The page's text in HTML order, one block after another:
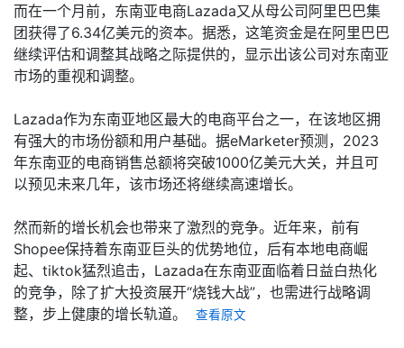
而在一个月前，东南亚电商Lazada又从母公司阿里巴巴集
团获得了6.34亿美元的资本。据悉，这笔资金是在阿里巴巴
继续评估和调整其战略之际提供的，显示出该公司对东南亚
市场的重视和调整。
Lazada作为东南亚地区最大的电商平台之一，在该地区拥
有强大的市场份额和用户基础。据eMarketer预测，2023
年东南亚的电商销售总额将突破1000亿美元大关，并且可
以预见未来几年，该市场还将继续高速增长。
然而新的增长机会也带来了激烈的竞争。近年来，前有
Shopee保持着东南亚巨头的优势地位，后有本地电商崛
起、tiktok猛烈追击，Lazada在东南亚面临着日益白热化
的竞争，除了扩大投资展开“烧钱大战”，也需进行战略调
整，步上健康的增长轨道。
查看原文